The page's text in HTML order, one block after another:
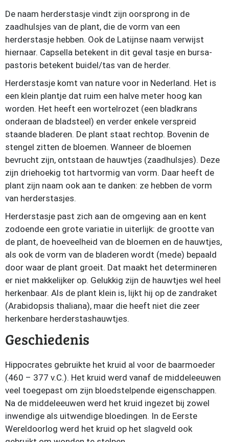
De naam herderstasje vindt zijn oorsprong in de
zaadhulsjes van de plant, die de vorm van een
herderstasje hebben. Ook de Latijnse naam verwijst
hiernaar. Capsella betekent in dit geval tasje en bursa-
pastoris betekent buidel/tas van de herder.
Herderstasje komt van nature voor in Nederland. Het is
een klein plantje dat ruim een halve meter hoog kan
worden. Het heeft een wortelrozet (een bladkrans
onderaan de bladsteel) en verder enkele verspreid
staande bladeren. De plant staat rechtop. Bovenin de
stengel zitten de bloemen. Wanneer de bloemen
bevrucht zijn, ontstaan de hauwtjes (zaadhulsjes). Deze
zijn driehoekig tot hartvormig van vorm. Daar heeft de
plant zijn naam ook aan te danken: ze hebben de vorm
van herderstasjes.
Herderstasje past zich aan de omgeving aan en kent
zodoende een grote variatie in uiterlijk: de grootte van
de plant, de hoeveelheid van de bloemen en de hauwtjes,
als ook de vorm van de bladeren wordt (mede) bepaald
door waar de plant groeit. Dat maakt het determineren
er niet makkelijker op. Gelukkig zijn de hauwtjes wel heel
herkenbaar. Als de plant klein is, lijkt hij op de zandraket
(Arabidopsis thaliana), maar die heeft niet die zeer
herkenbare herderstashauwtjes.
Geschiedenis
Hippocrates gebruikte het kruid al voor de baarmoeder
(460 – 377 v.C.). Het kruid werd vanaf de middeleeuwen
veel toegepast om zijn bloedstelpende eigenschappen.
Na de middeleeuwen werd het kruid ingezet bij zowel
inwendige als uitwendige bloedingen. In de Eerste
Wereldoorlog werd het kruid op het slagveld ook